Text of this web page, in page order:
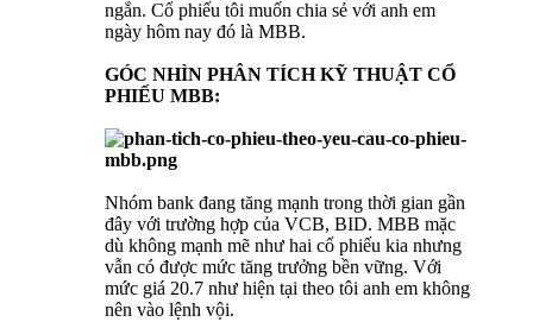
ngắn. Cổ phiếu tôi muốn chia sẻ với anh em
ngày hôm nay đó là MBB.
GÓC NHÌN PHÂN TÍCH KỸ THUẬT CỔ
PHIẾU MBB:
Nhóm bank đang tăng mạnh trong thời gian gần
đây với trường hợp của VCB, BID. MBB mặc
dù không mạnh mẽ như hai cổ phiếu kia nhưng
vẫn có được mức tăng trưởng bền vững. Với
mức giá 20.7 như hiện tại theo tôi anh em không
nên vào lệnh vội.